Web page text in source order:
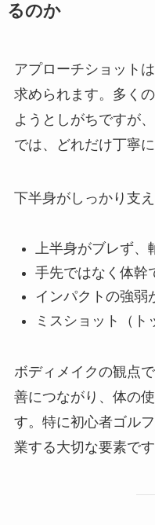
るのか
アプローチショット
求められます。多く
ようとしがちですが
では、どれだけ丁寧
下半身がしっかり支
上半身がブレず、
手先ではなく体幹
インパクトの強弱
ミスショット（ト
ボディメイクの観点
善につながり、体の
す。特に初心者ゴル
業する大切な要素です